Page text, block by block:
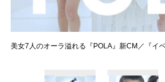
美女7人のオーラ溢れる『POLA』新CM／『イ